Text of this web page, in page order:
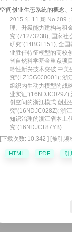
空间创业生态系统的概念
众创精神、创客生态圈、
分析了众创空间创业生态
构创业资源整合、创业能
众创空间创业生态系统的
从众创空间层面和政府创
安排。
2015 年 11 期 No.289 ;
理、升级能力建构与租
究”(71273238); 国家社
研究”(14BGL151); 全国
业胜任特征模型的高校
省自然科学基金重点项
略性新兴技术突破:中美
究”(LZ15G030001); 浙
组织内生动力模型的战
业实证
创空间的浙江模式:创业
究”(16NDJC028Z); 浙
知识治理的浙江省本土
究”(16NDJC187YB)
[下载次数: 10,342 ] [被引频
HTML PDF 引